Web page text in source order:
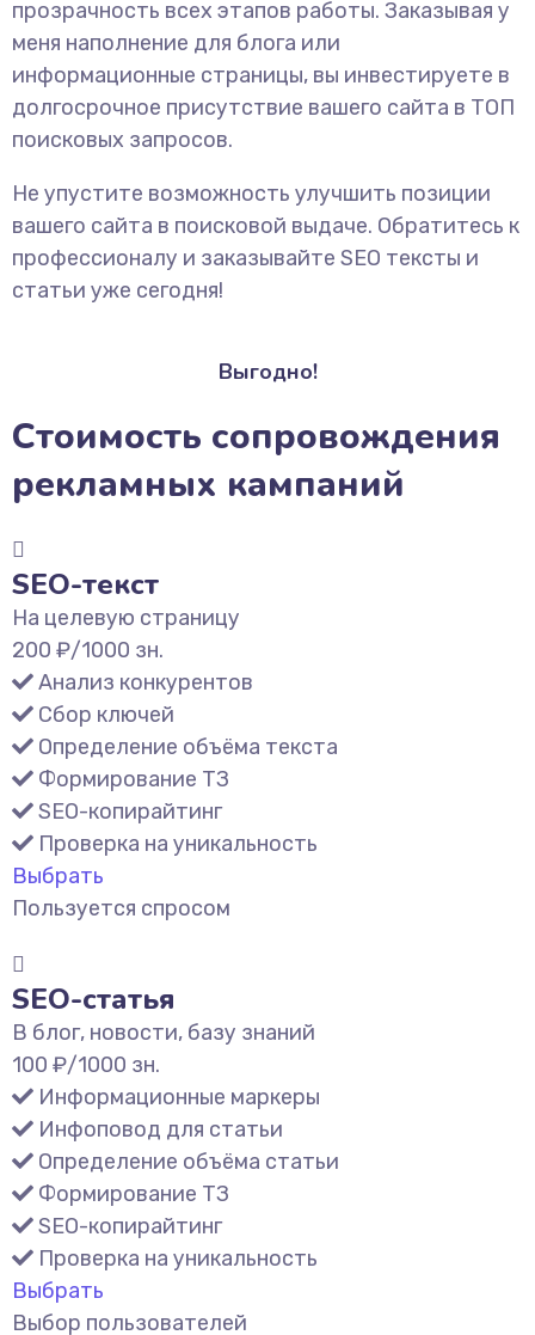
прозрачность всех этапов работы. Заказывая у
меня наполнение для блога или
информационные страницы, вы инвестируете в
долгосрочное присутствие вашего сайта в ТОП
поисковых запросов.
Не упустите возможность улучшить позиции
вашего сайта в поисковой выдаче. Обратитесь к
профессионалу и заказывайте SEO тексты и
статьи уже сегодня!
Выгодно!
Стоимость сопровождения
рекламных кампаний
SEO-текст
На целевую страницу
200 ₽/1000 зн.
Анализ конкурентов
Сбор ключей
Определение объёма текста
Формирование ТЗ
SEO-копирайтинг
Проверка на уникальность
Выбрать
Пользуется спросом
SEO-статья
В блог, новости, базу знаний
100 ₽/1000 зн.
Информационные маркеры
Инфоповод для статьи
Определение объёма статьи
Формирование ТЗ
SEO-копирайтинг
Проверка на уникальность
Выбрать
Выбор пользователей